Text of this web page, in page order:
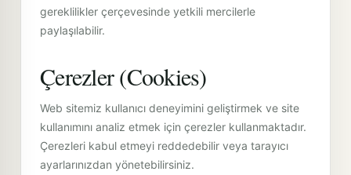
gereklilikler çerçevesinde yetkili mercilerle
paylaşılabilir.
Çerezler (Cookies)
Web sitemiz kullanıcı deneyimini geliştirmek ve site
kullanımını analiz etmek için çerezler kullanmaktadır.
Çerezleri kabul etmeyi reddedebilir veya tarayıcı
ayarlarınızdan yönetebilirsiniz.